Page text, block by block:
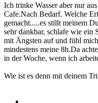
Ich trinke Wasser aber nur
Cafe.Nach Bedarf. Welche
gemacht.....es stillt meinem
sehr dankbar, schlafe wie ein
mit Ängsten auf und fühl
mindestens meine 8h.Da
in der Woche, wenn ich
Wie ist es denn mit deinem